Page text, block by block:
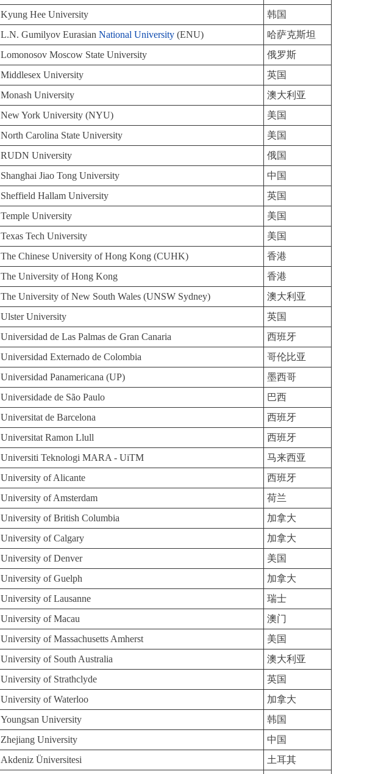
Kyung Hee University
韩国
L.N. Gumilyov EurasianNational University (ENU)
哈萨克斯坦
Lomonosov Moscow State University
俄罗斯
Middlesex University
英国
Monash University
澳大利亚
New York University (NYU)
美国
North Carolina State University
美国
RUDN University
俄国
Shanghai Jiao Tong University
中国
Sheffield Hallam University
英国
Temple University
美国
Texas Tech University
美国
The Chinese University of Hong Kong (CUHK)
香港
The University of Hong Kong
香港
The University of New South Wales (UNSW Sydney)
澳大利亚
Ulster University
英国
Universidad de Las Palmas de Gran Canaria
西班牙
Universidad Externado de Colombia
哥伦比亚
Universidad Panamericana (UP)
墨西哥
Universidade de São Paulo
巴西
Universitat de Barcelona
西班牙
Universitat Ramon Llull
西班牙
Universiti Teknologi MARA - UiTM
马来西亚
University of Alicante
西班牙
University of Amsterdam
荷兰
University of British Columbia
加拿大
University of Calgary
加拿大
University of Denver
美国
University of Guelph
加拿大
University of Lausanne
瑞士
University of Macau
澳门
University of Massachusetts Amherst
美国
University of South Australia
澳大利亚
University of Strathclyde
英国
University of Waterloo
加拿大
Youngsan University
韩国
Zhejiang University
中国
Akdeniz Üniversitesi 土耳其